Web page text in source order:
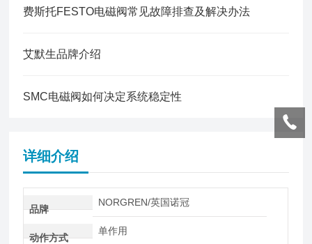
费斯托FESTO电磁阀常见故障排查及解决办法
艾默生品牌介绍
SMC电磁阀如何决定系统稳定性
详细介绍
品牌
NORGREN/英国诺冠
动作方式
单作用